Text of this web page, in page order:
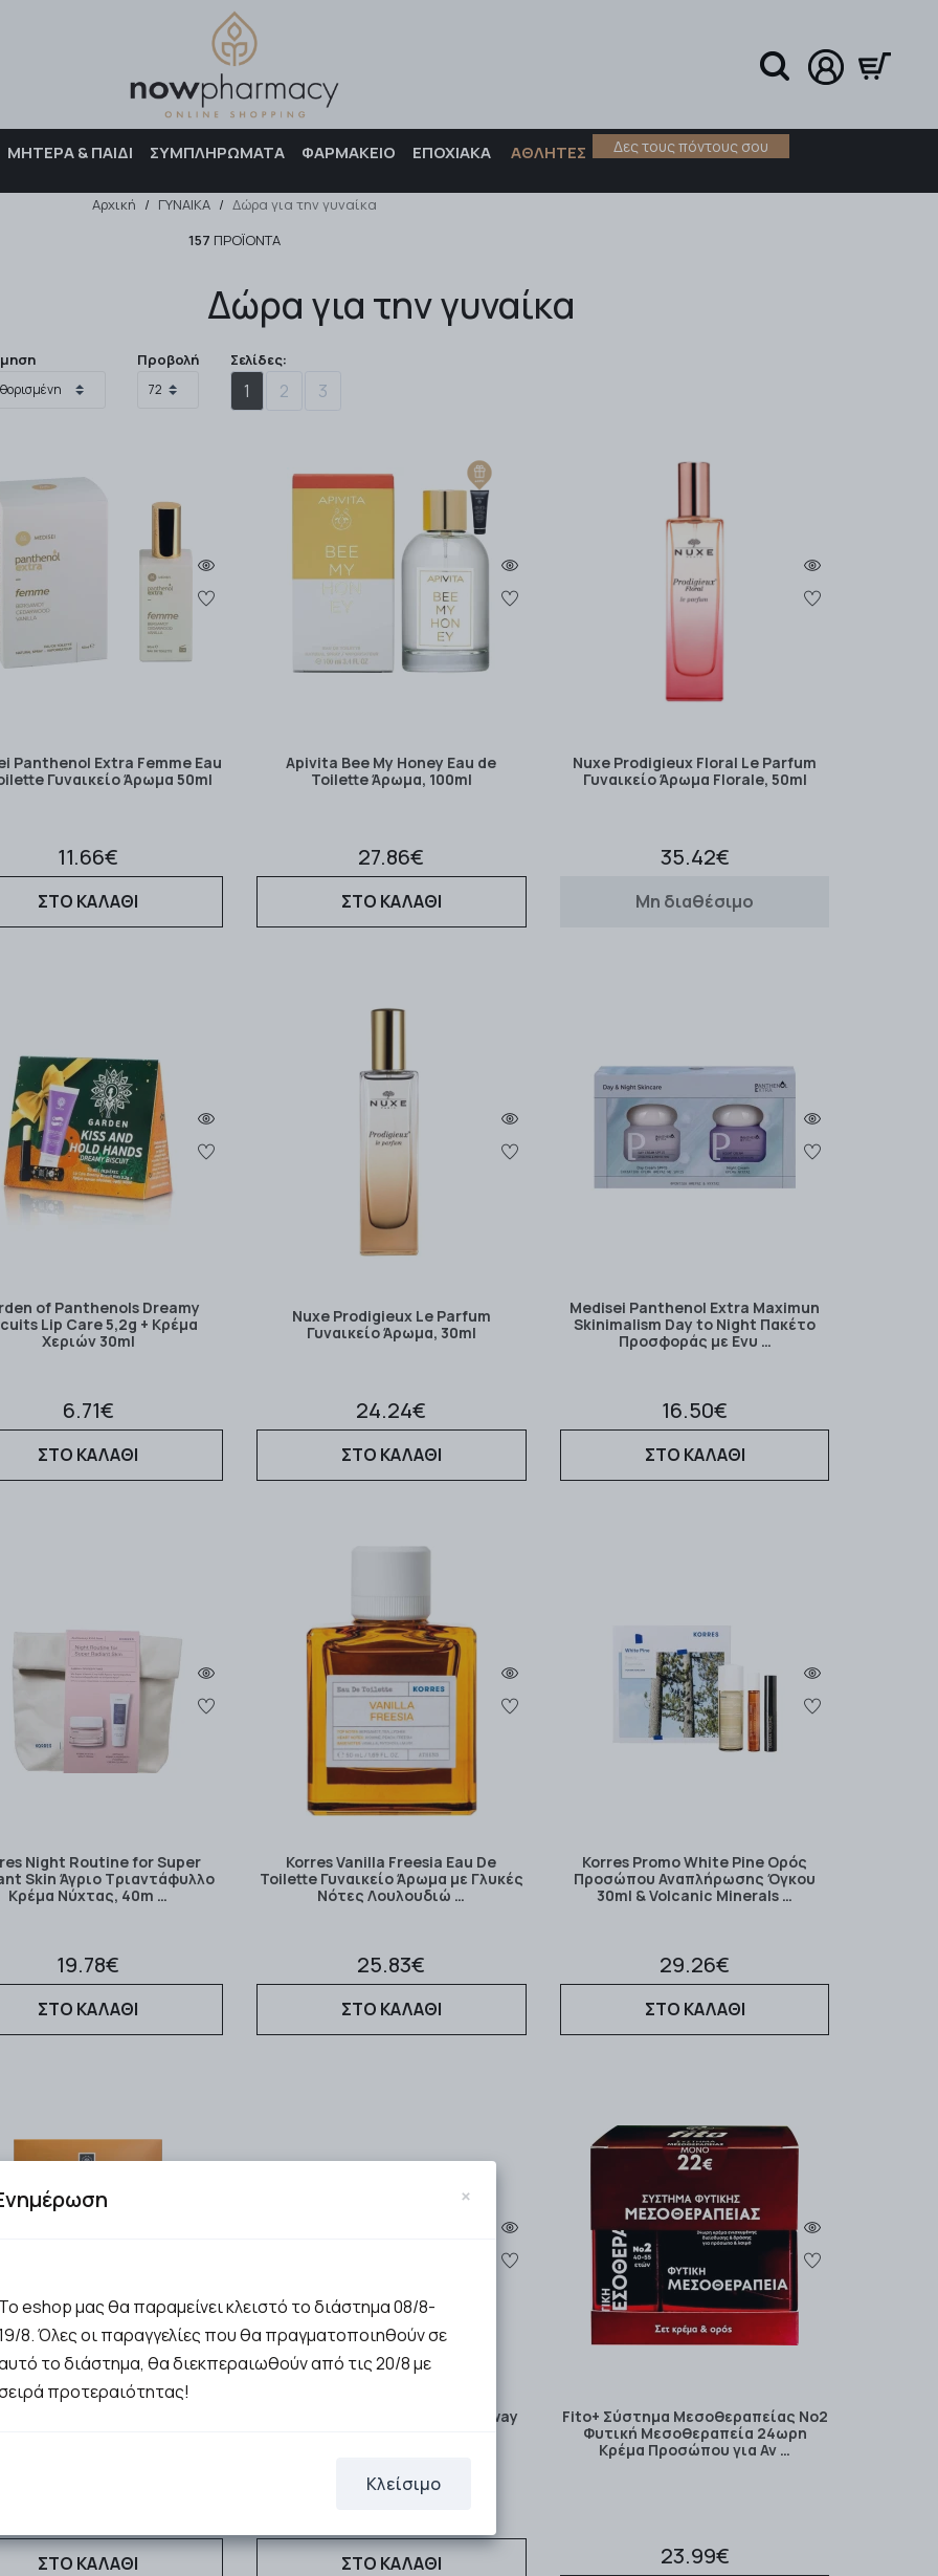
ΜΗΤΕΡΑ & ΠΑΙΔΙ ΣΥΜΠΛΗΡΩΜΑΤΑ ΦΑΡΜΑΚΕΙΟ ΕΠΟΧΙΑΚΑ ΑΘΛΗΤΕΣ Δες τους πόντους σου
Αναζήτηση
Αρχική / ΓΥΝΑΙΚΑ / Δώρα για την γυναίκα
157 ΠΡΟΪΌΝΤΑ
Δώρα για την γυναίκα
Προβολή Σελίδες:
1 2 3
Panthenol Extra Femme Eau
Γυναικείο Άρωμα 50ml
11.66€
ΣΤΟ ΚΑΛΑΘΙ
Apivita Bee My Honey Eau de
Toilette Άρωμα, 100ml
27.86€
ΣΤΟ ΚΑΛΑΘΙ
Nuxe Prodigieux Floral Le Parfum
Γυναικείο Άρωμα Florale, 50ml
35.42€
Μη διαθέσιμο
of Panthenols Dreamy
Lip Care 5,2g + Κρέμα
Χεριών 30ml
6.71€
ΣΤΟ ΚΑΛΑΘΙ
Nuxe Prodigieux Le Parfum
Γυναικείο Άρωμα, 30ml
24.24€
ΣΤΟ ΚΑΛΑΘΙ
Medisei Panthenol Extra Maximun
Skinimalism Day to Night Πακέτο
Προσφοράς με Ενυ …
16.50€
ΣΤΟ ΚΑΛΑΘΙ
Night Routine for Super
Skin Άγριο Τριαντάφυλλο
Κρέμα Νύχτας, 40m …
19.78€
ΣΤΟ ΚΑΛΑΘΙ
Korres Vanilla Freesia Eau De
Toilette Γυναικείο Άρωμα με Γλυκές
Νότες Λουλουδιώ …
25.83€
ΣΤΟ ΚΑΛΑΘΙ
Korres Promo White Pine Ορός
Προσώπου Αναπλήρωσης Όγκου
30ml & Volcanic Minerals …
29.26€
ΣΤΟ ΚΑΛΑΘΙ
ΣΤΟ ΚΑΛΑΘΙ
Medisei Panthenol Extra Gift Away
ΣΤΟ ΚΑΛΑΘΙ
Fito+ Σύστημα Μεσοθεραπείας Νο2
Φυτική Μεσοθεραπεία 24ωρη
Κρέμα Προσώπου για Αν …
23.99€
×
eshop μας θα παραμείνει κλειστό το διάστημα 08/8-
8. Όλες οι παραγγελίες που θα πραγματοποιηθούν σε
το διάστημα, θα διεκπεραιωθούν από τις 20/8 με
προτεραιότητας!
Κλείσιμο